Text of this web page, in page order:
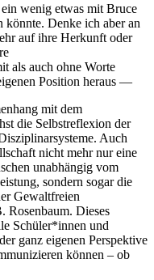
wenig etwas mit Bruce
könnte. Denke ich aber an
auf ihre Herkunft oder
als auch ohne Worte
Position heraus —
mit dem
die Selbstreflexion der
Auch
nicht mehr nur eine
unabhängig vom
sondern sogar die
Gewaltfreien
Dieses
Schüler*innen und
ganz eigenen Perspektive
können – ob